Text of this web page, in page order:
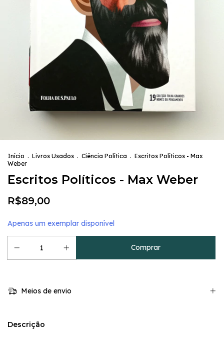
Início . Livros Usados . Ciência Política . Escritos Políticos - Max
Weber
Escritos Políticos - Max Weber
R$89,00
Apenas um exemplar disponível
Meios de envio
Descrição